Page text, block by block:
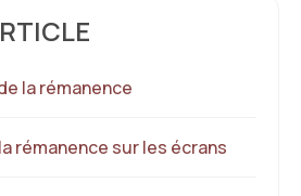
la rémanence
rémanence sur les écrans